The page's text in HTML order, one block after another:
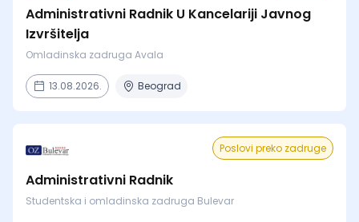
Administrativni Radnik U Kancelariji Javnog
Izvršitelja
Omladinska zadruga Avala
13.08.2026. Beograd
Poslovi preko zadruge
Administrativni Radnik
Studentska i omladinska zadruga Bulevar